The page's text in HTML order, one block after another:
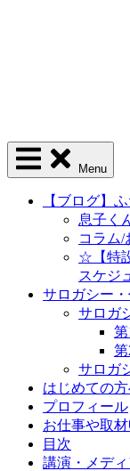
Menu
【ブログ】
息子く
コラム/
☆【特
スケジ
サロガシー
サロガ
サロガ
はじめての
プロフィール
お仕事や取
目次
講演・メデ